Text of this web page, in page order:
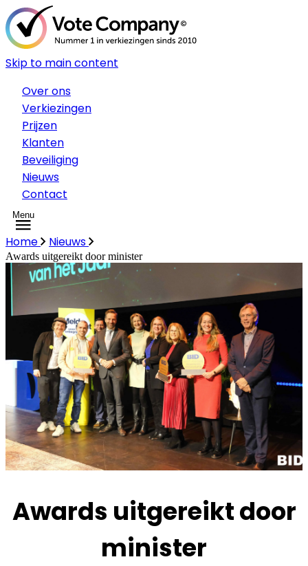
Skip to main content
Over ons
Verkiezingen
Prijzen
Klanten
Beveiliging
Nieuws
Contact
Menu
Home Nieuws
Awards uitgereikt door minister
Awards uitgereikt door
minister